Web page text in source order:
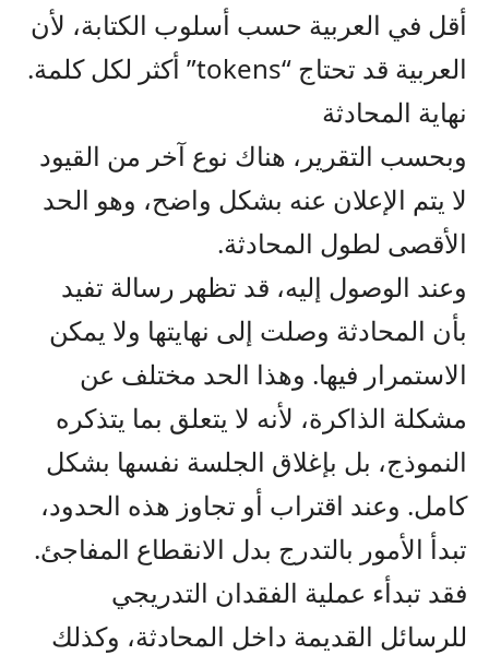
أقل في العربية حسب أسلوب الكتابة، لأن
العربية قد تحتاج “tokens” أكثر لكل كلمة.
نهاية المحادثة
وبحسب التقرير، هناك نوع آخر من القيود
لا يتم الإعلان عنه بشكل واضح، وهو الحد
الأقصى لطول المحادثة.
وعند الوصول إليه، قد تظهر رسالة تفيد
بأن المحادثة وصلت إلى نهايتها ولا يمكن
الاستمرار فيها. وهذا الحد مختلف عن
مشكلة الذاكرة، لأنه لا يتعلق بما يتذكره
النموذج، بل بإغلاق الجلسة نفسها بشكل
كامل. وعند اقتراب أو تجاوز هذه الحدود،
تبدأ الأمور بالتدرج بدل الانقطاع المفاجئ.
فقد تبدأء عملية الفقدان التدريجي
للرسائل القديمة داخل المحادثة، وكذلك